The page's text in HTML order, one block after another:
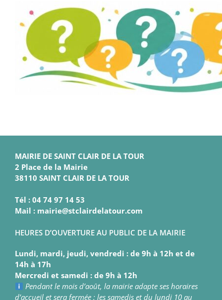
MAIRIE DE SAINT CLAIR DE LA TOUR
2 Place de la Mairie
38110 SAINT CLAIR DE LA TOUR
Tél : 04 74 97 14 53
Mail : mairie@stclairdelatour.com
HEURES D’OUVERTURE AU PUBLIC DE LA MAIRIE
Lundi, mardi, jeudi, vendredi : de 9h à 12h et de
14h à 17h
Mercredi et samedi : de 9h à 12h
Pendant le mois d’août, la mairie adapte ses horaires
d’accueil et sera fermée : les samedis et du lundi 10 au